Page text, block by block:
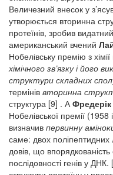
Величезний внесок у
утворюється вторинна
протеїнів, зробив
американський вчений
Нобелівську премію з
хімічного зв’язку і його
структури складних
термінів вторинна
структура [9] . А
Нобелівської премії
визначив первинну
саме: двох поліпептидних
довів, що
послідовності генів у